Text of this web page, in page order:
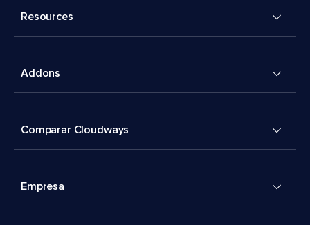
Resources
Addons
Comparar Cloudways
Empresa